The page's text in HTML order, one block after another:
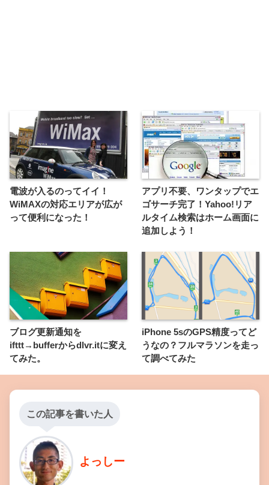
電波が入るのってイイ！
WiMAXの対応エリアが広が
って便利になった！
アプリ不要、ワンタップでエ
ゴサーチ完了！Yahoo!リア
ルタイム検索はホーム画面に
追加しよう！
ブログ更新通知を
ifttt→bufferからdlvr.itに変え
てみた。
iPhone 5sのGPS精度ってど
うなの？フルマラソンを走っ
て調べてみた
この記事を書いた人
よっしー